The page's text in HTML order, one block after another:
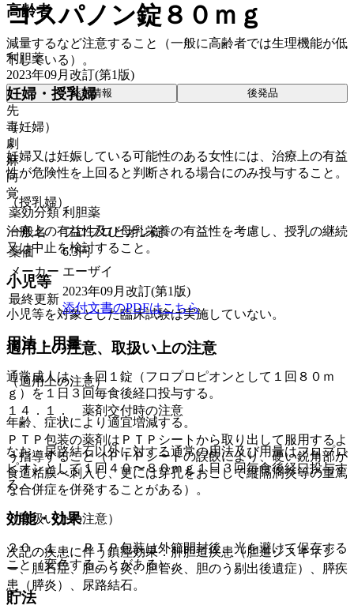
高齢者
減量するなど注意すること（一般に高齢者では生理機能が低
下している）。
妊婦・授乳婦
（妊婦）
妊婦又は妊娠している可能性のある女性には、治療上の有益
性が危険性を上回ると判断される場合にのみ投与すること。
（授乳婦）
治療上の有益性及び母乳栄養の有益性を考慮し、授乳の継続
又は中止を検討すること。
小児等
小児等を対象とした臨床試験は実施していない。
適用上の注意、取扱い上の注意
（適用上の注意）
１４．１． 薬剤交付時の注意
ＰＴＰ包装の薬剤はＰＴＰシートから取り出して服用するよ
う指導すること（ＰＴＰシートの誤飲により、硬い鋭角部が
食道粘膜へ刺入し、更には穿孔をおこして縦隔洞炎等の重篤
な合併症を併発することがある）。
（取扱い上の注意）
２０．１． ＰＴＰ包装は外箱開封後、光を避けて保存する
こと（変色することがある）。
貯法
コスパノン錠８０ｍｇ
利胆薬
2023年09月改訂(第1版)
薬剤情報 後発品
先
毒
劇
麻
向
覚
薬効分類 利胆薬
一般名
フロプロピオン錠
薬価
6.3円
メーカー エーザイ
最終更新
2023年09月改訂(第1版)
添付文書のPDFはこちら
用法・用量
通常成人は、１回１錠（フロプロピオンとして１回８０ｍ
ｇ）を１日３回毎食後経口投与する。
年齢、症状により適宜増減する。
なお、尿路結石以外に対する通常の用法及び用量はフロプロ
ピオンとして１回４０〜８０ｍｇ１日３回毎食後経口投与す
る。
効能・効果
次記の疾患に伴う鎮痙効果：肝胆道疾患（胆道ジスキネジ
ー、胆石症、胆のう炎、胆管炎、胆のう剔出後遺症）、膵疾
患（膵炎）、尿路結石。